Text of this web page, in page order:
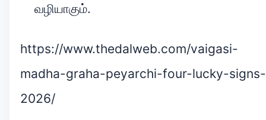
வழியாகும்.
https://www.thedalweb.com/vaigasi-
madha-graha-peyarchi-four-lucky-signs-
2026/